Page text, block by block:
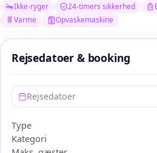
Ikke-ryger
24-timers sikkerhed
Varme
Opvaskemaskine
Rejsedatoer & booking
Rejsedatoer
Type
Kategori